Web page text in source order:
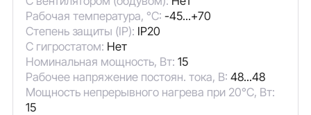
Рабочая температура, °C: -45...+70
Степень защиты (IP): IP20
С гигростатом: Нет
Номинальная мощность, Вт: 15
Рабочее напряжение постоян. тока, В: 48...48
Мощность непрерывного нагрева при 20°C, Вт:
15